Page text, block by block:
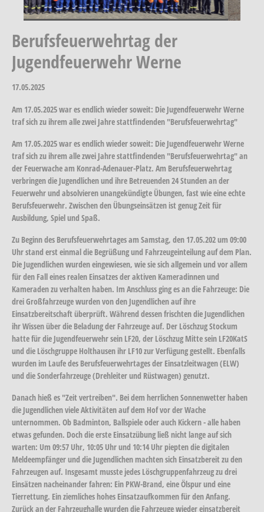
Berufsfeuerwehrtag der
Jugendfeuerwehr Werne
17.05.2025
Am 17.05.2025 war es endlich wieder soweit: Die Jugendfeuerwehr Werne
traf sich zu ihrem alle zwei Jahre stattfindenden "Berufsfeuerwehrtag"
Am 17.05.2025 war es endlich wieder soweit: Die Jugendfeuerwehr Werne
traf sich zu ihrem alle zwei Jahre stattfindenden "Berufsfeuerwehrtag" an
der Feuerwache am Konrad-Adenauer-Platz. Am Berufsfeuerwehrtag
verbringen die Jugendlichen und ihre Betreuenden 24 Stunden an der
Feuerwehr und absolvieren unangekündigte Übungen, fast wie eine echte
Berufsfeuerwehr. Zwischen den Übungseinsätzen ist genug Zeit für
Ausbildung, Spiel und Spaß.
Zu Beginn des Berufsfeuerwehrtages am Samstag, den 17.05.202 um 09:00
Uhr stand erst einmal die Begrüßung und Fahrzeugeinteilung auf dem Plan.
Die Jugendlichen wurden eingewiesen, wie sie sich allgemein und vor allem
für den Fall eines realen Einsatzes der aktiven Kameradinnen und
Kameraden zu verhalten haben. Im Anschluss ging es an die Fahrzeuge: Die
drei Großfahrzeuge wurden von den Jugendlichen auf ihre
Einsatzbereitschaft überprüft. Während dessen frischten die Jugendlichen
ihr Wissen über die Beladung der Fahrzeuge auf. Der Löschzug Stockum
hatte für die Jugendfeuerwehr sein LF20, der Löschzug Mitte sein LF20KatS
und die Löschgruppe Holthausen ihr LF10 zur Verfügung gestellt. Ebenfalls
wurden im Laufe des Berufsfeuerwehrtages der Einsatzleitwagen (ELW)
und die Sonderfahrzeuge (Drehleiter und Rüstwagen) genutzt.
Danach hieß es "Zeit vertreiben". Bei dem herrlichen Sonnenwetter haben
die Jugendlichen viele Aktivitäten auf dem Hof vor der Wache
unternommen. Ob Badminton, Ballspiele oder auch Kickern - alle haben
etwas gefunden. Doch die erste Einsatzübung ließ nicht lange auf sich
warten: Um 09:57 Uhr, 10:05 Uhr und 10:14 Uhr piepten die digitalen
Meldeempfänger und die Jugendlichen machten sich Einsatzbereit zu den
Fahrzeugen auf. Insgesamt musste jedes Löschgruppenfahrzeug zu drei
Einsätzen nacheinander fahren: Ein PKW-Brand, eine Ölspur und eine
Tierrettung. Ein ziemliches hohes Einsatzaufkommen für den Anfang.
Zurück an der Fahrzeughalle wurden die Fahrzeuge wieder einsatzbereit